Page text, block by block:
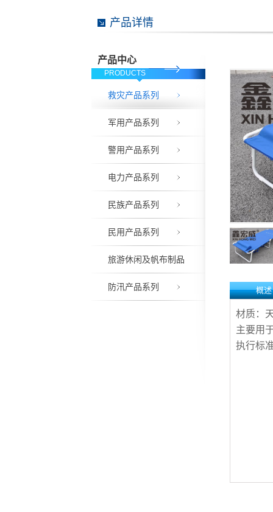
产品中心
PRODUCTS
救灾产品系列
军用产品系列
警用产品系列
电力产品系列
民族产品系列
民用产品系列
旅游休闲及帆布制品
防汛产品系列
产品详情
概述
材质：
主要用
执行标